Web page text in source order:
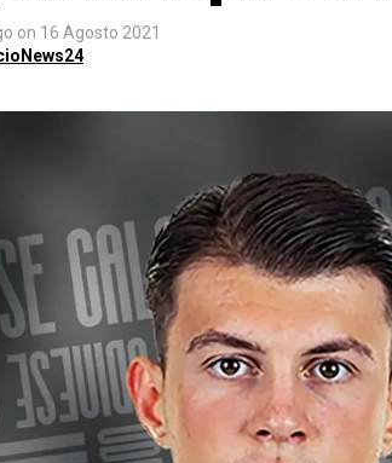
on 16 Agosto 2021